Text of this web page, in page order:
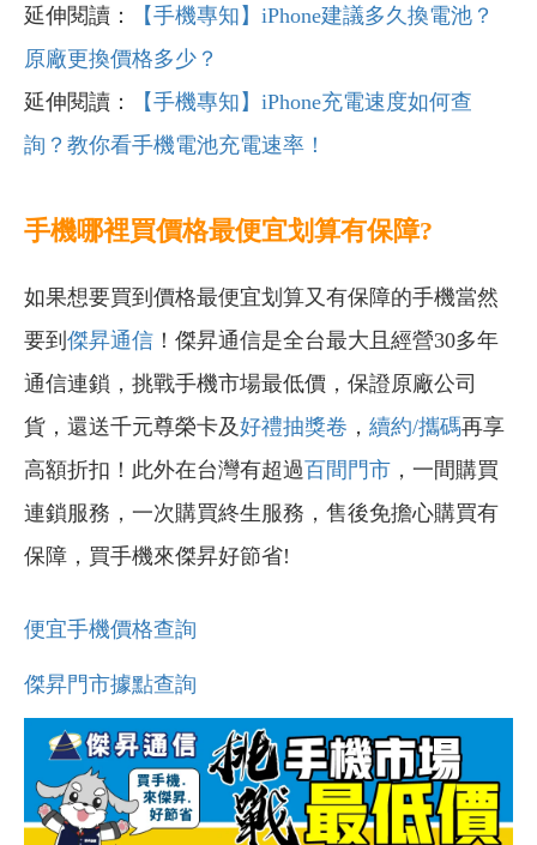
延伸閱讀：
【手機專知】iPhone建議多久換電池？
原廠更換價格多少？
延伸閱讀：
【手機專知】iPhone充電速度如何查
詢？教你看手機電池充電速率！
手機哪裡買價格最便宜划算有保障?
如果想要買到價格最便宜划算又有保障的手機當然
要到 傑昇通信 ！傑昇通信是全台最大且經營30多年
通信連鎖，挑戰手機市場最低價，保證原廠公司
貨，還送千元尊榮卡及好禮抽獎卷 ， 續約/攜碼再享
高額折扣！此外在台灣有超過百間門市 ，一間購買
連鎖服務，一次購買終生服務，售後免擔心購買有
保障，買手機來傑昇好節省!
便宜手機價格查詢
傑昇門市據點查詢